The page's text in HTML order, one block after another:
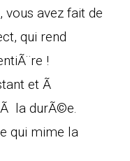
avez fait de
qui rend
!
et Ã
la durÃ©e.
qui mime la